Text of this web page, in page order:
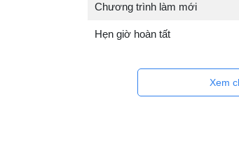
Chương trình làm mới
Hẹn giờ hoàn tất
Xem